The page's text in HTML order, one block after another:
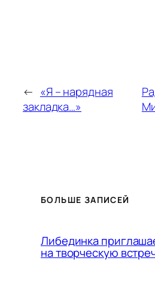
← «Я – нарядная
закладка…»
БОЛЬШЕ ЗАПИСЕЙ
Либединка
на творческую